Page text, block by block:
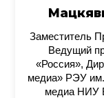
Заместитель
Ведущий
«Россия»,
медиа» РЭУ им.
медиа НИУ